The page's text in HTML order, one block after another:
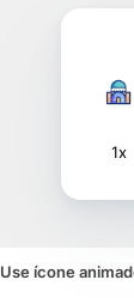
1x
Use ícone